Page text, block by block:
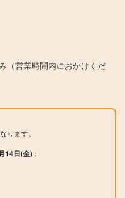
（営業時間内におかけくだ
ります。
14日(金) ：